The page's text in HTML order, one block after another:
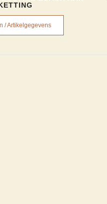
/ Artikelgegevens